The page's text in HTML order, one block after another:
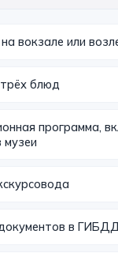
вокзале или
блюд
программа,
музеи
в